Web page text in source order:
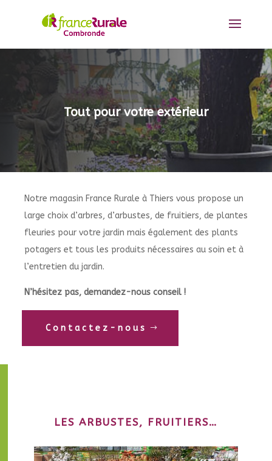
Tout pour votre extérieur
Notre magasin France Rurale à Thiers vous propose un
large choix d’arbres, d’arbustes, de fruitiers, de plantes
fleuries pour votre jardin mais également des plants
potagers et tous les produits nécessaires au soin et à
l’entretien du jardin.
N’hésitez pas, demandez-nous conseil !
Contactez-nous
LES ARBUSTES, FRUITIERS…